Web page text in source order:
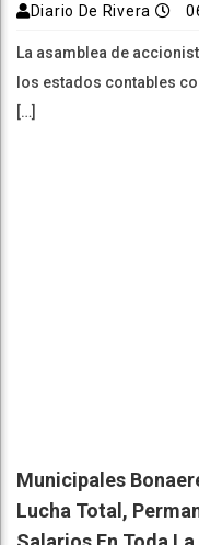
Diario De Rivera
La asamblea de
los estados contables
[…]
Municipales
Lucha Total,